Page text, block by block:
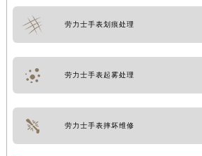
劳力士手表划痕处理
劳力士手表起雾处理
劳力士手表摔坏维修